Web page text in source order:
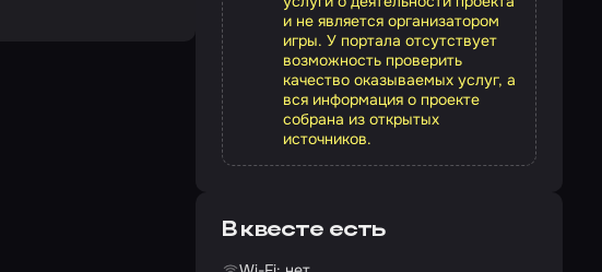
и не является организатором
игры. У портала отсутствует
возможность проверить
качество оказываемых услуг, а
вся информация о проекте
собрана из открытых
источников.
В квесте есть